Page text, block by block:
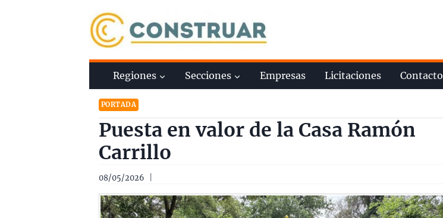
Regiones Secciones Empresas Licitaciones Contacto
PORTADA
Puesta en valor de la Casa Ramón
Carrillo
08/05/2026